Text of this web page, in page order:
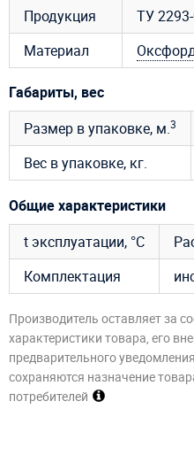
Продукция
ТУ
Материал
Габариты, вес
Размер в упаковке, м.3
Вес в упаковке, кг.
Общие характеристики
t эксплуатации, °C
Комплектация
Производитель оставляет за
характеристики товара, его
предварительного
сохраняются назначение
потребителей